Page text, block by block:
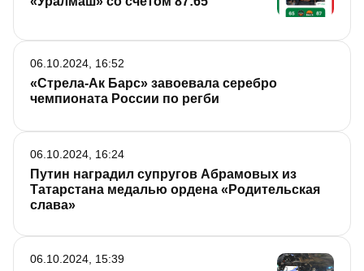
«Стрела-Ак Барс» завоевала серебро
чемпионата России по регби
06.10.2024, 16:52
Путин наградил супругов Абрамовых из
Татарстана медалью ордена «Родительская
слава»
06.10.2024, 16:24
06.10.2024, 15:39